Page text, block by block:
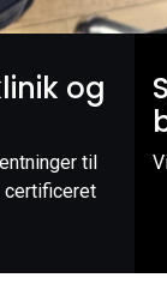
og
til